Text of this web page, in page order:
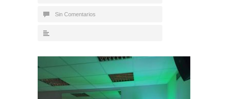
Sin Comentarios